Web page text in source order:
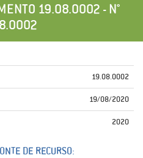
19.08.0002 - N°
19.08.0002
19/08/2020
2020
DE RECURSO: